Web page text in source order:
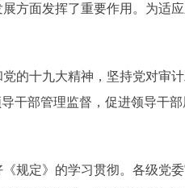
方面发挥了重要作用。为适
十九大精神，坚持党对审
干部管理监督，促进领导干
定》的学习贯彻。各级党委